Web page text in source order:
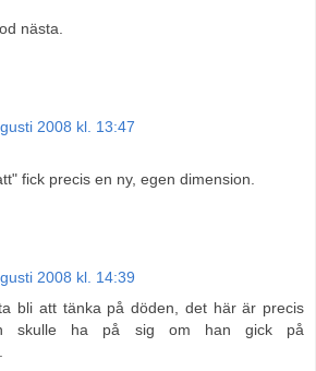
nästa.
2008 kl. 13:47
fick precis en ny, egen dimension.
2008 kl. 14:39
bli att tänka på döden, det här är precis
skulle ha på sig om han gick på